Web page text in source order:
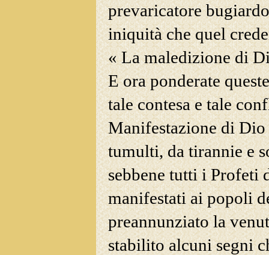
prevaricatore
iniquità chequel
« La maledizione di
E ora ponderate
tale contesa e tale
Manifestazione diDio
tumulti, da tirannie e
sebbene tutti i Profeti
manifestati ai popoli
preannunziato la
stabilito alcuni segni